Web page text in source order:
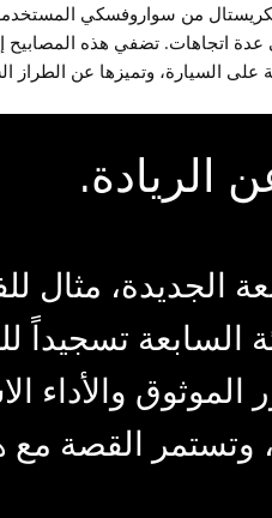
من سواروفسكي
عدة اتجاهات. تضفي هذه المصابيح
على السيارة، وتميزها عن الطراز
الريادة.
الجديدة، مثال
السابعة تسجيداً
والأداء
وتستمر القصة مع